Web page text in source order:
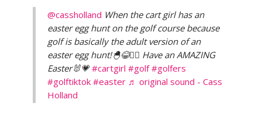
@cassholland When the cart girl has an
easter egg hunt on the golf course because
golf is basically the adult version of an
easter egg hunt!🐣😂🏌️‍♂️ Have an AMAZING
Easter🐰💗#cartgirl #golf #golfers
#golftiktok #easter ♬ original sound - Cass
Holland